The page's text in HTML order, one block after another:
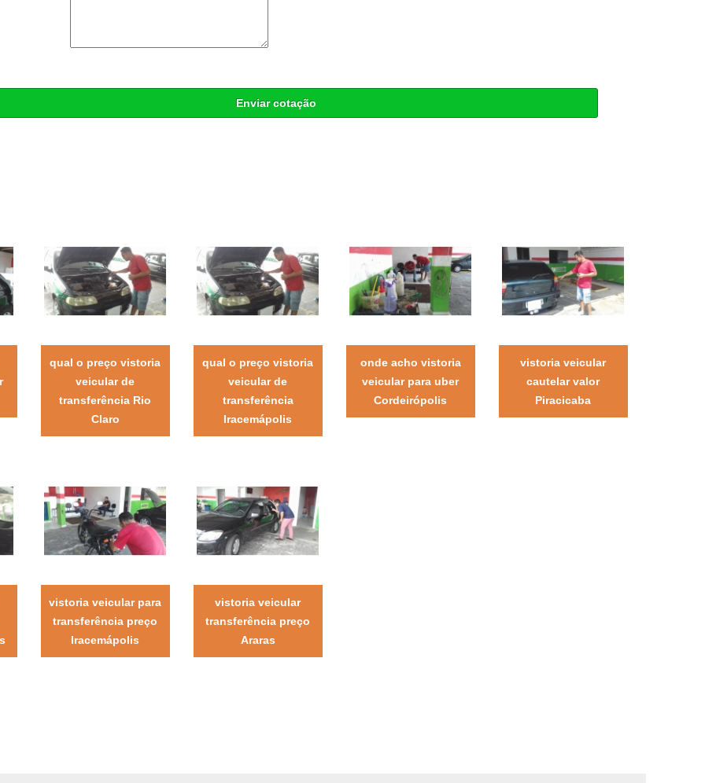
Enviar cotação
qual o preço vistoria
veicular de
transferência Rio
Claro
qual o preço vistoria
veicular de
transferência
Iracemápolis
onde acho vistoria
veicular para uber
Cordeirópolis
vistoria veicular
cautelar valor
Piracicaba
vistoria veicular para
transferência preço
Iracemápolis
vistoria veicular
transferência preço
Araras